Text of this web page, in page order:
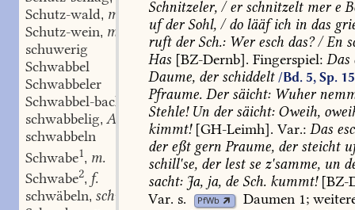
Schutz-wald, m.
Schutz-wein, m.
schuwerig
Schwabbel
Schwabbeler
Schwabbel-backen
m.
schwabbelig, Adj.
schwabbeln
Schwabe1, m.
Schwabe2, f.
schwäbeln, schw.
Schnitzeler, /erschnitzeltmere
ufderSohl, /dolääfich in das
ruftderSch.:Weresch das?/En
Has [BZ-Dernb]. Fingerspiel: Das
Daume, derschiddelt /Bd. 5, Sp.
Pfraume. Dersäicht:Wuher
Stehle!Un dersäicht:Oweih,
kimmt![GH-Leimh]. Var.: Das
dereßtgern Praume, dersteicht
schill'se, derlestse z'samme, un
sacht:Ja, ja, de Sch. kummt![BZ-
Var. s. PfWb Daumen 1;